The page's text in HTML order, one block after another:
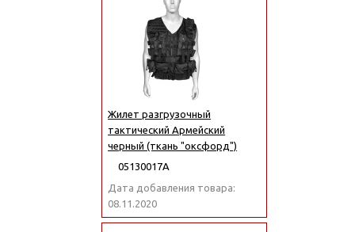
Жилет разгрузочный
тактический Армейский
черный (ткань "оксфорд")
05130017А
Дата добавления товара:
08.11.2020